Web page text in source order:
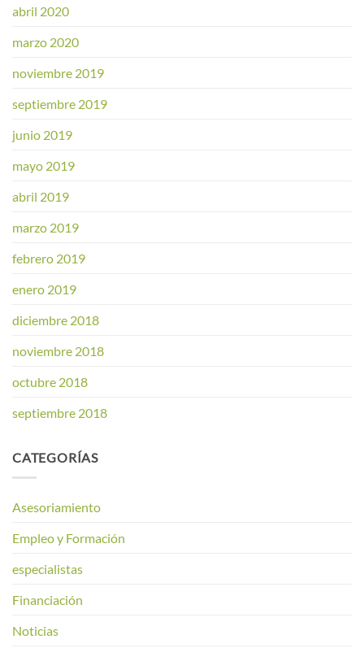
abril 2020
marzo 2020
noviembre 2019
septiembre 2019
junio 2019
mayo 2019
abril 2019
marzo 2019
febrero 2019
enero 2019
diciembre 2018
noviembre 2018
octubre 2018
septiembre 2018
CATEGORÍAS
Asesoriamiento
Empleo y Formación
especialistas
Financiación
Noticias